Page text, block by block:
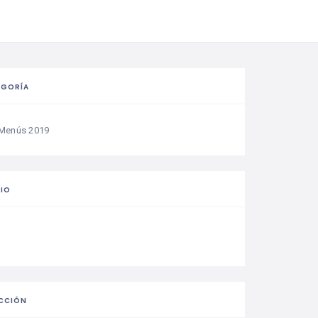
2019